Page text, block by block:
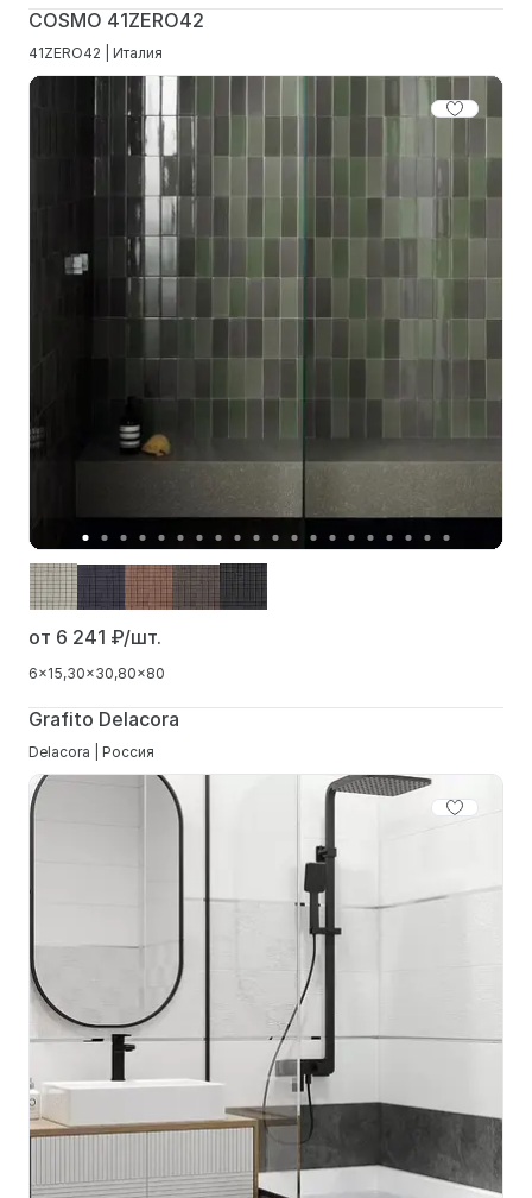
COSMO 41ZERO42
41ZERO42 | Италия
от 6 241 ₽/шт.
6x15 30x30 80x80
Grafito Delacora
Delacora | Россия